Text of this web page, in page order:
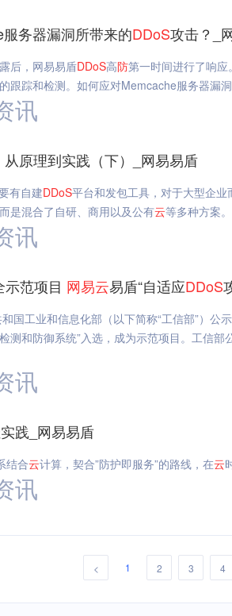
务器漏洞所带来的DDoS攻击？_
后，网易易盾DDoS高防第一时间进行了响
跟踪和检测。如何应对Memcache服务器漏
讯
原理到实践（下）_网易易盾
有自建DDoS平台和发包工具，对于大型企
是混合了自研、商用以及公有云等多种方案。
讯
范项目 网易云易盾“自适应DDoS
国工业和信息化部（以下简称“工信部”）公
测和防御系统”入选，成为示范项目。工信
讯
践_网易易盾
结合云计算，契合”防护即服务”的路线，在云
讯
< 1 2 3 4